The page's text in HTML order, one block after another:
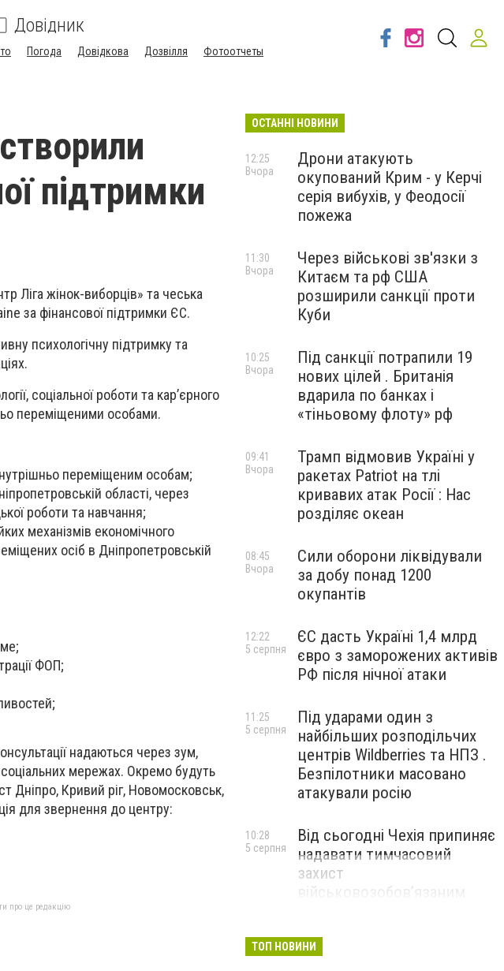
Довідник
Погода Довідкова Дозвілля Фотоотчеты
підтримки
Ліга жінок-виборців» та чеська
за фінансової підтримки ЄС.
психологічну підтримку та
соціальної роботи та кар’єрного
переміщеними особами.
переміщеним особам;
області, через
роботи та навчання;
механізмів економічного
осіб в Дніпропетровській
ФОП;
надаються через зум,
мережах. Окремо будуть
Дніпро, Кривий ріг, Новомосковськ,
для звернення до центру:
про це редакцію
ОСТАННІ НОВИНИ
Дрони атакують
окупований Крим - у Керчі
серія вибухів, у Феодосії
пожежа
12:25
Вчора
Через військові зв'язки з
Китаєм та рф США
розширили санкції проти
Куби
11:30
Вчора
Під санкції потрапили 19
нових цілей . Британія
вдарила по банках і
«тіньовому флоту» рф
10:25
Вчора
Трамп відмовив Україні у
ракетах Patriot на тлі
кривавих атак Росії : Нас
розділяє океан
09:41
Вчора
Сили оборони ліквідували
за добу понад 1200
окупантів
08:45
Вчора
ЄС дасть Україні 1,4 млрд
євро з заморожених активів
РФ після нічної атаки
12:22
5 серпня
Під ударами один з
найбільших розподільчих
центрів Wildberries та НПЗ .
Безпілотники масовано
атакували росію
11:25
5 серпня
Від сьогодні Чехія припиняє
надавати тимчасовий
захист
військовозобов’язаним
10:28
5 серпня
ТОП НОВИНИ